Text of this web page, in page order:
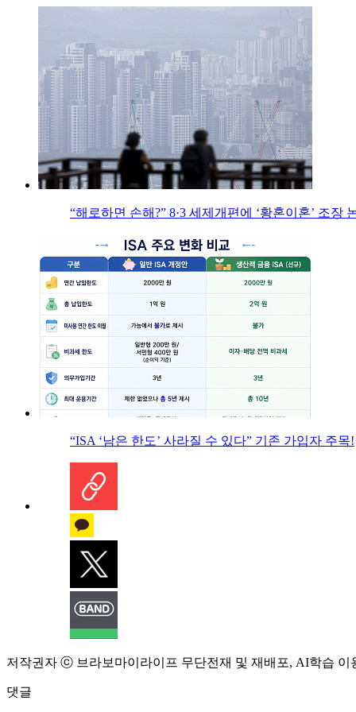
“해로하면 손해?” 8·3 세제개편에 ‘황혼이혼’ 조장
“ISA ‘남은 한도’ 사라질 수 있다” 기존 가입자 주목!
저작권자 ⓒ 브라보마이라이프 무단전재 및 재배포, AI학습 이
댓글